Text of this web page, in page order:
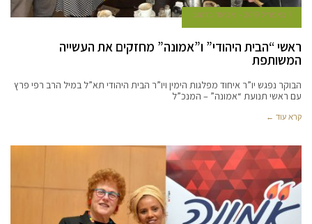
1 באפריל 2019 אביעד ברטוב
ראשי “הבית היהודי” ו”אמונה” מחזקים את העשייה
המשותפת
הבוקר נפגש יו”ר איחוד מפלגות הימין ויו”ר הבית היהודי תא”ל במיל הרב רפי פרץ
עם ראשי תנועת “אמונה” – המנכ”ל
קרא עוד ←